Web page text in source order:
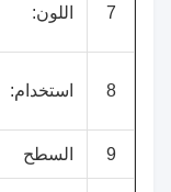
7 اللون:
8 استخدام:
9 السطح